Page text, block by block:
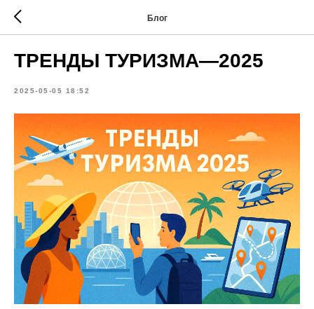
Блог
ТРЕНДЫ ТУРИЗМА—2025
2025-05-05 18:52